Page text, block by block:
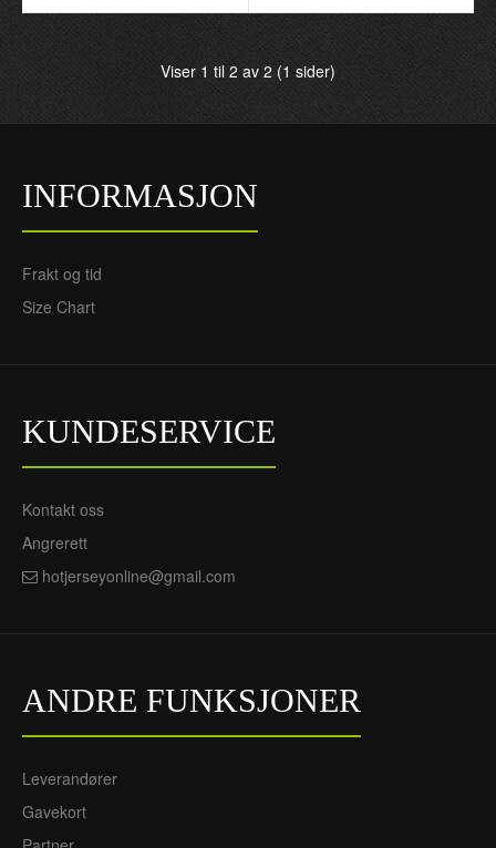
Viser 1 til 2 av 2 (1 sider)
INFORMASJON
Frakt og tid
Size Chart
KUNDESERVICE
Kontakt oss
Angrerett
hotjerseyonline@gmail.com
ANDRE FUNKSJONER
Leverandører
Gavekort